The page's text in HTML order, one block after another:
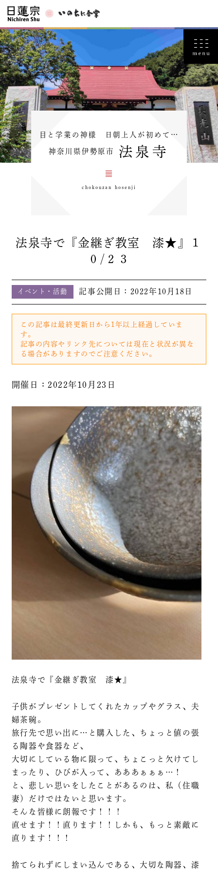
目と学業の神様 日朝上人が初めて…
神奈川県伊勢原市 法泉寺
chokouzan hosenji
法泉寺で『金継ぎ教室 漆★』１
０/２３
イベント・活動 記事公開日： 2022年10月18日
この記事は最終更新日から1年以上経過していま
す。
記事の内容やリンク先については現在と状況が異な
る場合がありますのでご注意ください。
開催日：2022年10月23日
法泉寺で『金継ぎ教室 漆★』
子供がプレゼントしてくれたカップやグラス、夫
婦茶碗。
旅行先で思い出に…と購入した、ちょっと値の張
る陶器や食器など、
大切にしている物に限って、ちょこっと欠けてし
まったり、ひびが入って、あああぁぁぁ…！
と、悲しい思いをしたことがあるのは、私（住職
妻）だけではないと思います。
そんな皆様に朗報です！！！
直せます！！直ります！！しかも、もっと素敵に
直ります！！！
捨てられずにしまい込んである、大切な陶器、漆